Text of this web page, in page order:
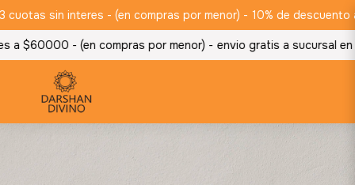
sin interes - (en compras por menor) - 10% de descuento
$60000 - (en compras por menor) - envio gratis a sucursal en